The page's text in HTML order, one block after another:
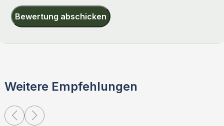
Bewertung abschicken
Weitere Empfehlungen